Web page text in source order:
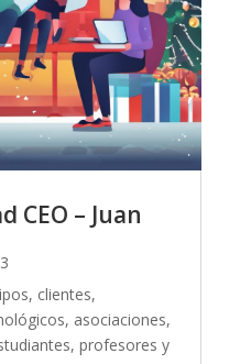
CEO – Juan
clientes,
asociaciones,
profesores y